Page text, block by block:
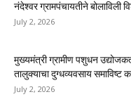
नंदेश्वर ग्रामपंचायतीने बोलाविली
July 2, 2026
मुख्यमंत्री ग्रामीण पशुधन
तालुक्याचा दुग्धव्यवसाय समाविष्ट
July 2, 2026